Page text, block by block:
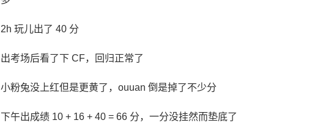
2h 玩儿出了 40 分
出考场后看了下 CF，回归正常了
小粉兔没上红但是更黄了，ouuan 倒是掉了不少分
下午出成绩 10 + 16 + 40 = 66 分，一分没挂然而垫底了